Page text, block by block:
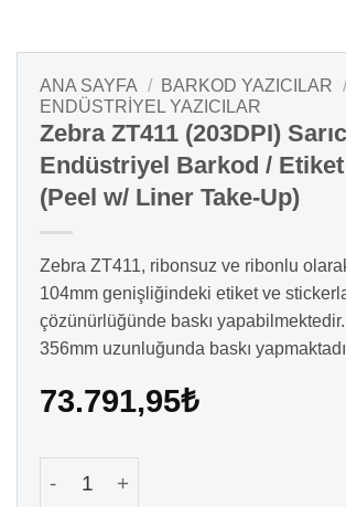
ANA SAYFA / BARKOD YAZICILAR
ENDÜSTRIYEL YAZICILAR
Zebra ZT411 (203DPI) Sarıcı
Endüstriyel Barkod / Etiket
(Peel w/ Liner Take-Up)
Zebra ZT411, ribonsuz ve ribonlu
104mm genişliğindeki etiket ve
çözünürlüğünde baskı
356mm uzunluğunda baskı
73.791,95₺
Zebra ZT411 (203DPI) Sarıcı